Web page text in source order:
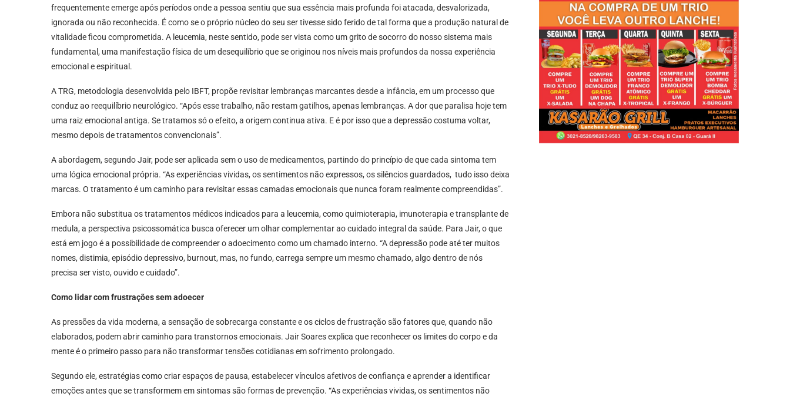
frequentemente emerge após períodos onde a pessoa sentiu que sua essência mais profunda foi atacada, desvalorizada,
ignorada ou não reconhecida. É como se o próprio núcleo do seu ser tivesse sido ferido de tal forma que a produção natural de
vitalidade ficou comprometida. A leucemia, neste sentido, pode ser vista como um grito de socorro do nosso sistema mais
fundamental, uma manifestação física de um desequilíbrio que se originou nos níveis mais profundos da nossa experiência
emocional e espiritual.
A TRG, metodologia desenvolvida pelo IBFT, propõe revisitar lembranças marcantes desde a infância, em um processo que
conduz ao reequilíbrio neurológico. “Após esse trabalho, não restam gatilhos, apenas lembranças. A dor que paralisa hoje tem
uma raiz emocional antiga. Se tratamos só o efeito, a origem continua ativa. E é por isso que a depressão costuma voltar,
mesmo depois de tratamentos convencionais”.
A abordagem, segundo Jair, pode ser aplicada sem o uso de medicamentos, partindo do princípio de que cada sintoma tem
uma lógica emocional própria. “As experiências vividas, os sentimentos não expressos, os silêncios guardados, tudo isso deixa
marcas. O tratamento é um caminho para revisitar essas camadas emocionais que nunca foram realmente compreendidas”.
Embora não substitua os tratamentos médicos indicados para a leucemia, como quimioterapia, imunoterapia e transplante de
medula, a perspectiva psicossomática busca oferecer um olhar complementar ao cuidado integral da saúde. Para Jair, o que
está em jogo é a possibilidade de compreender o adoecimento como um chamado interno. “A depressão pode até ter muitos
nomes, distimia, episódio depressivo, burnout, mas, no fundo, carrega sempre um mesmo chamado, algo dentro de nós
precisa ser visto, ouvido e cuidado”.
Como lidar com frustrações sem adoecer
As pressões da vida moderna, a sensação de sobrecarga constante e os ciclos de frustração são fatores que, quando não
elaborados, podem abrir caminho para transtornos emocionais. Jair Soares explica que reconhecer os limites do corpo e da
mente é o primeiro passo para não transformar tensões cotidianas em sofrimento prolongado.
Segundo ele, estratégias como criar espaços de pausa, estabelecer vínculos afetivos de confiança e aprender a identificar
emoções antes que se transformem em sintomas são formas de prevenção. “As experiências vividas, os sentimentos não